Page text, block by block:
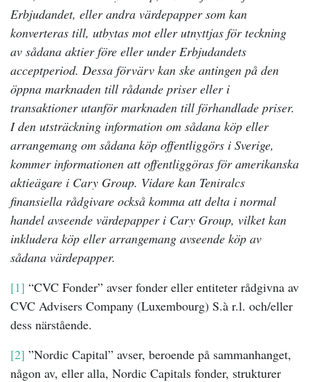
Erbjudandet, eller andra värdepapper som kan
konverteras till, utbytas mot eller utnyttjas för teckning
av sådana aktier före eller under Erbjudandets
acceptperiod. Dessa förvärv kan ske antingen på den
öppna marknaden till rådande priser eller i
transaktioner utanför marknaden till förhandlade priser.
I den utsträckning information om sådana köp eller
arrangemang om sådana köp offentliggörs i Sverige,
kommer informationen att offentliggöras för amerikanska
aktieägare i Cary Group. Vidare kan Teniralcs
finansiella rådgivare också komma att delta i normal
handel avseende värdepapper i Cary Group, vilket kan
inkludera köp eller arrangemang avseende köp av
sådana värdepapper.
[1] “CVC Fonder” avser fonder eller entiteter rådgivna av
CVC Advisers Company (Luxembourg) S.à r.l. och/eller
dess närstående.
[2] ”Nordic Capital” avser, beroende på sammanhanget,
någon av, eller alla, Nordic Capitals fonder, strukturer